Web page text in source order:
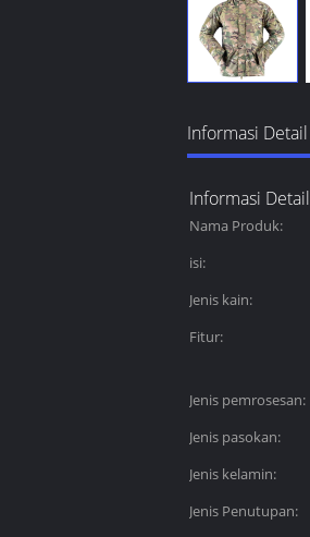
Informasi Detail
Informasi Detail
Nama Produk:
isi:
Jenis kain:
Fitur:
Jenis pemrosesan:
Jenis pasokan:
Jenis kelamin:
Jenis Penutupan: